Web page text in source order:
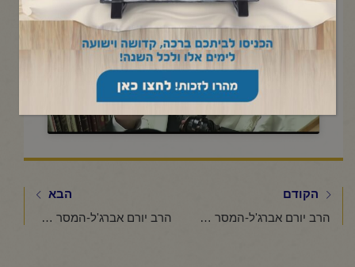
Click to accept marketing cookies and
enable this content
הקודם
הרב יורם אברג'ל-המסר היומי-ימי ההגבלה-ג' סיון תשפ"ו
הבא
הרב יורם אברג'ל-המסר היומי-לא להתיאש-י' סיון תשפ"ו